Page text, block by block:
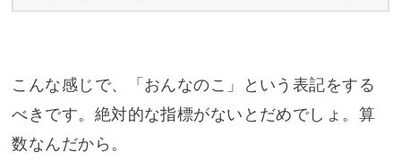
こんな感じで、「おんなのこ」という表記をする
べきです。絶対的な指標がないとだめでしょ。算
数なんだから。